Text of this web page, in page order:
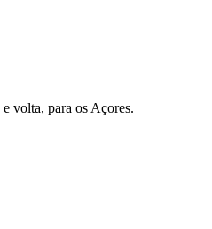
volta, para os Açores.